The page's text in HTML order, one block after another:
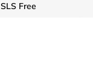
Free